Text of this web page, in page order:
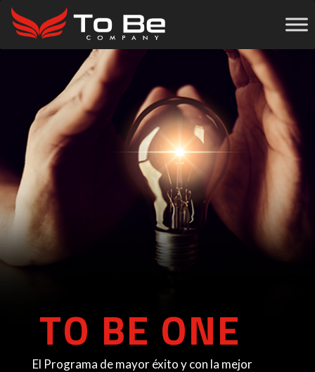
TO BE ONE
El Programa de mayor éxito y con la mejor